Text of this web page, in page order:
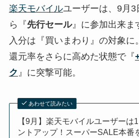
楽天モバイルユーザーは、9月
ら『先行セール』に参加出来ま
入分は『買いまわり』の対象に
還元率をさらに高めた状態で『
ク 』に突撃可能。
あわせて読みたい
【9月】楽天モバイルユーザーは
ントアップ！スーパーSALE本番